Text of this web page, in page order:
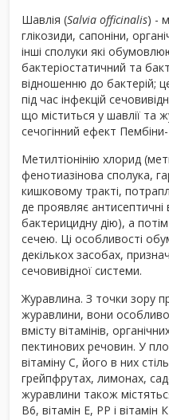
Шавлія (Salvia officinalis) -
глікозиди, сапоніни,
інші сполуки які
бактеріостатичний та
відношенню до бактерій;
під час інфекцій
що міститься у шавлії та
сечогінний ефект
Метилтіонінію хлорид
фенотиазінова сполука,
кишковому тракті,
де проявляє антисептичні
бактерицидну дію), а
сечею. Ці особливості
декількох засобах,
сечовивідної системи.
Журавлина. З точки зору
журавлини, вони
вмісту вітамінів,
пектинових речовин. У
вітаміну С, його в них
грейпфрутах, лимонах,
журавлини також
В6, вітамін Е, РР і вітамін